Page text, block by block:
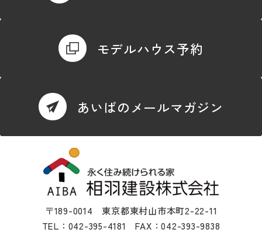
モデルハウス予約
あいばのメールマガジン
〒189-0014 東京都東村山市本町2-22-11
TEL：042-395-4181 FAX：042-393-9838